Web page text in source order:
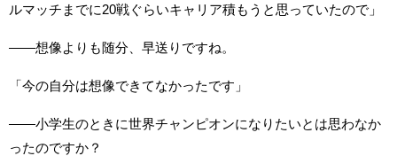
ルマッチまでに20戦ぐらいキャリア積もうと思っていたので」
――想像よりも随分、早送りですね。
「今の自分は想像できてなかったです」
――小学生のときに世界チャンピオンになりたいとは思わなか
ったのですか？